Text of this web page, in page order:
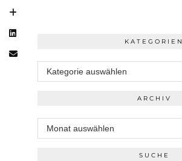
KATEGORIEN
Kategorien
ARCHIV
Archiv
SUCHE